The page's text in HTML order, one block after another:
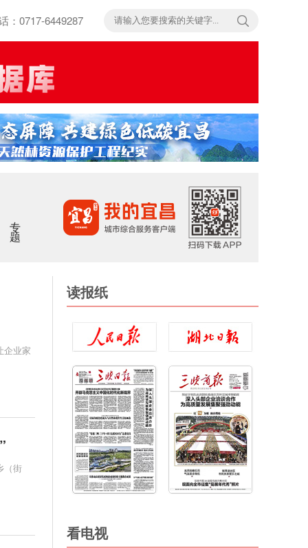
：0717-6449287
专题
企业家
（街
读报纸
看电视